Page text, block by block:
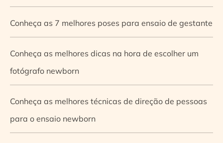
Conheça as 7 melhores poses para ensaio de gestante
Conheça as melhores dicas na hora de escolher um
fotógrafo newborn
Conheça as melhores técnicas de direção de pessoas
para o ensaio newborn